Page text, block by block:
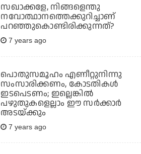
സഖാക്കളേ, നിങ്ങളെന്തു
നവോത്ഥാനത്തെക്കുറിച്ചാണ്
പറഞ്ഞുകൊണ്ടിരിക്കുന്നത്?
7 years ago
പൊതുസമൂഹം എണീറ്റുനിന്നു
സംസാരിക്കണം, കോടതികള്‍
ഇടപെടണം; ഇല്ലെങ്കില്‍
പഴുതുകളെല്ലാം ഈ സര്‍ക്കാര്‍
അടയ്ക്കും
7 years ago